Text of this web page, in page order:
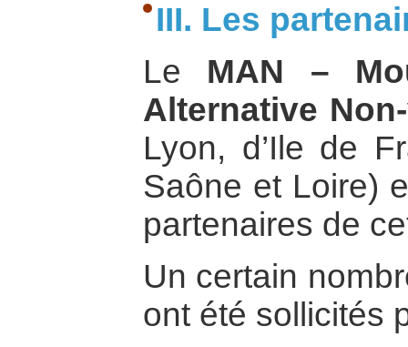
III. Les
Le MAN –
Alternative
Lyon, d’Ile de
Saône et Loire)
partenaires de
Un certain
ont été sollicités